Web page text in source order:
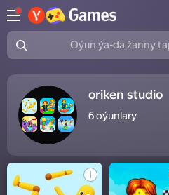
Oýun ýa-da žanny tap
oriken studio
6oýunlary